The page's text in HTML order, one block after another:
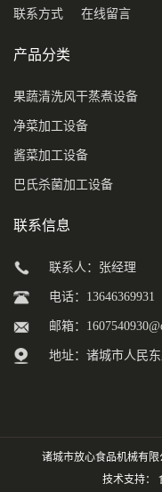
联系方式 在线留言
产品分类
果蔬清洗风干蒸煮设备
净菜加工设备
酱菜加工设备
巴氏杀菌加工设备
联系信息
联系人：张经理
电话：13646369931
邮箱：
地址：诸城市人民
诸城市放心食品机械有限
技术支持：